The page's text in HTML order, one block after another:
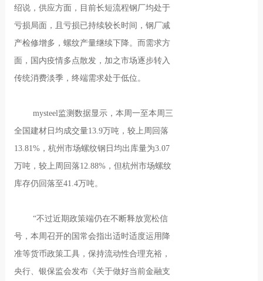
绍说，供应方面，目前长短流程钢厂均处于
亏损局面，且亏损已持续较长时间，钢厂减
产检修增多，螺纹产量继续下降。而需求方
面，国内疫情多点散发，加之市场逐步转入
传统消费淡季，终端需求处于低位。
mysteel监测数据显示，本周一至本周三
全国建材日均成交量13.9万吨，较上周回落
13.81%，杭州市场螺纹钢日均出库量为3.07
万吨，较上周回落12.88%，但杭州市场螺纹
库存仍回落至41.4万吨。
“不过近期政策端仍在不断释放宽松信
号，本周召开的国常会指出适时适度运用降
准等货币政策工具，保持流动性合理充裕，
央行、银保监会发布《关于做好当前金融支